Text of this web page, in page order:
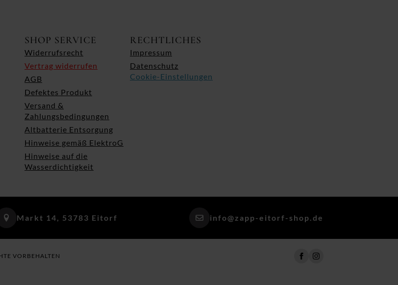
SHOP SERVICE
Widerrufsrecht
Vertrag widerrufen
AGB
Defektes Produkt
Versand &
Zahlungsbedingungen
Altbatterie Entsorgung
Hinweise gemäß ElektroG
Hinweise auf die
Wasserdichtigkeit
RECHTLICHES
Impressum
Datenschutz
Cookie-Einstellungen
Markt 14, 53783 Eitorf info@zapp-eitorf-shop.de
VORBEHALTEN